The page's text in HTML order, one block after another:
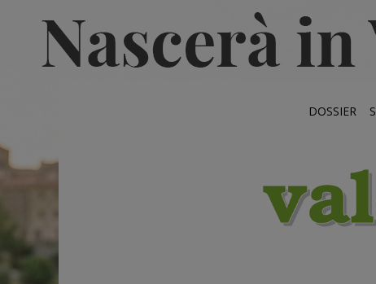
DOSSIER